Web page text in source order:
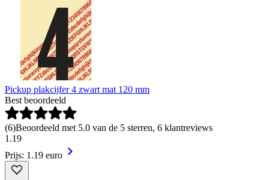
Pickup plakcijfer 4 zwart mat 120 mm
Best beoordeeld
(6)Beoordeeld met 5.0 van de 5 sterren, 6 klantreviews
1 .19
Prijs: 1.19 euro